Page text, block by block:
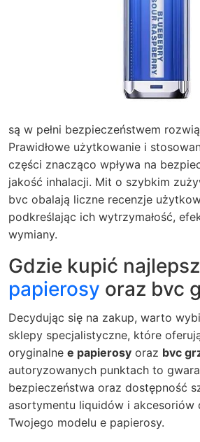
są w pełni bezpieczeństwem
Prawidłowe użytkowanie i
części znacząco wpływa na
jakość inhalacji. Mit o szybkim
bvc obalają liczne recenzje
podkreślając ich wytrzymałość,
wymiany.
Gdzie kupić
papierosy oraz bvc
Decydując się na zakup, warto
sklepy specjalistyczne, które
oryginalne e papierosy oraz bvc
autoryzowanych punktach to
bezpieczeństwa oraz dostępność
asortymentu liquidów i akcesoriów
Twojego modelu e papierosy.